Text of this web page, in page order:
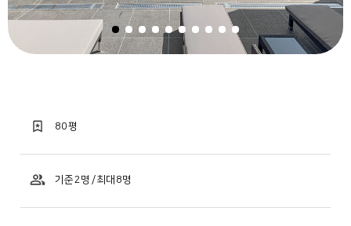
80 평
기준 2명 / 최대 8명